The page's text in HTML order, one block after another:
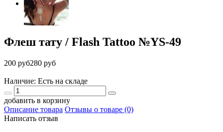
Флеш тату / Flash Tattoo №YS-49
200 руб280 руб
Наличие: Есть на складе
добавить в корзину
Описание товара Отзывы о товаре (0)
Написать отзыв